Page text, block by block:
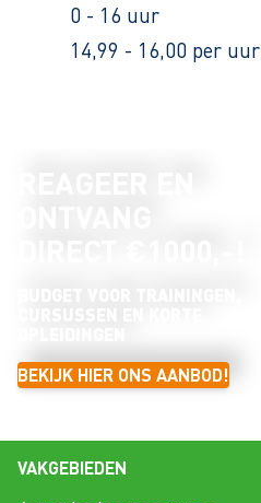
0 - 16 uur
14,99 - 16,00 per uur
BEKIJK HIER ONS AANBOD!
VAKGEBIEDEN